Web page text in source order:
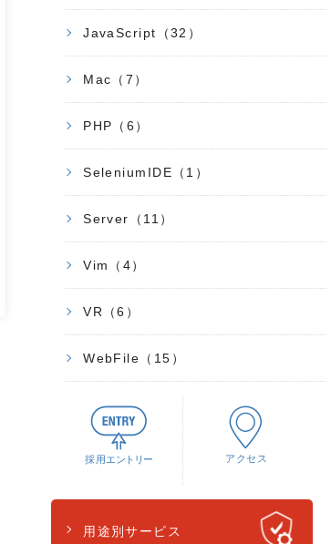
JavaScript（32）
Mac（7）
PHP（6）
SeleniumIDE（1）
Server（11）
Vim（4）
VR（6）
WebFile（15）
用途別サービス